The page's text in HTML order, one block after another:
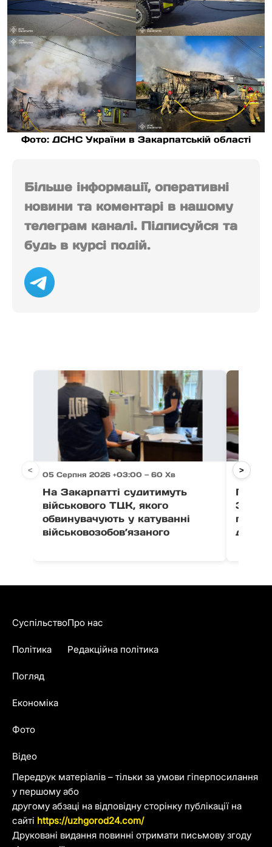
Фото: ДСНС України в Закарпатській області
Більше інформації, оперативні
новини та коментарі в нашому
телеграм каналі. Підписуйся та
будь в курсі подій.
05 Серпня 2026 +03:00 — 60 Хв
На Закарпатті судитимуть
військового ТЦК, якого
обвинувачують у катуванні
військовозобов’язаного
05
Після
< >
Передрук матеріалів – тільки за умови гіперпосилання
у першому або
другому абзаці на відповідну сторінку публікації на
сайті https://uzhgorod24.com/
Друковані видання повинні отримати письмову згоду
Суспільство
Політика
Погляд
Економіка
Фото
Відео
Про нас
Редакційна політика